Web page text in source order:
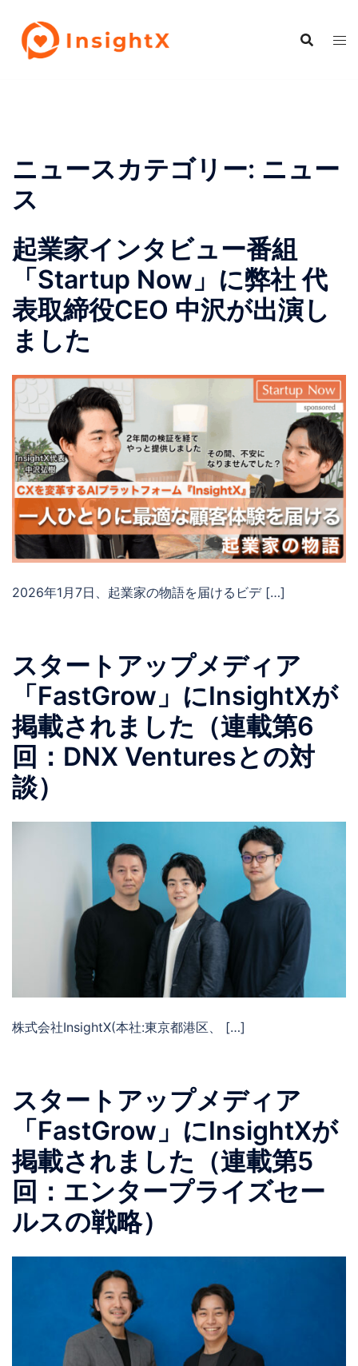
ニュースカテゴリー: ニュー
ス
起業家インタビュー番組
「Startup Now」に弊社 代
表取締役CEO 中沢が出演し
ました
2026年1月7日、起業家の物語を届けるビデ […]
スタートアップメディア
「FastGrow」にInsightXが
掲載されました（連載第6
回：DNX Venturesとの対
談）
株式会社InsightX(本社:東京都港区、 […]
スタートアップメディア
「FastGrow」にInsightXが
掲載されました（連載第5
回：エンタープライズセー
ルスの戦略）